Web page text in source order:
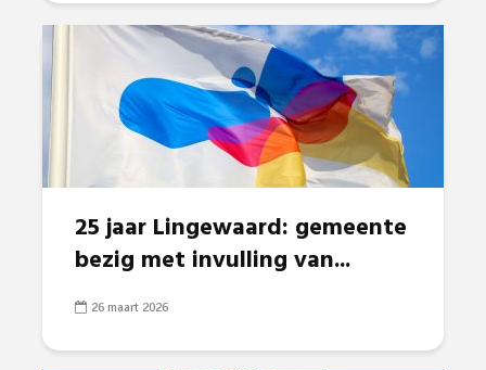
25 jaar Lingewaard: gemeente
bezig met invulling van...
26 maart 2026